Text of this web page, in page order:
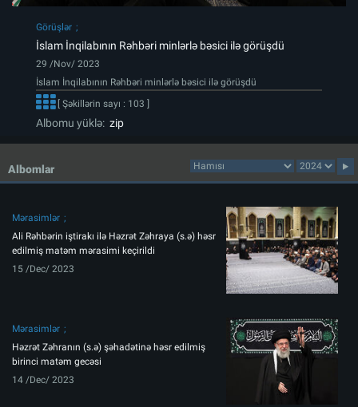
Görüşlər
İslam İnqilabının Rəhbəri minlərlə bəsici ilə görüşdü
29 /Nov/ 2023
İslam İnqilabının Rəhbəri minlərlə bəsici ilə görüşdü
[ Şəkillərin sayı : 103 ]
Albomu yüklə: zip
Albomlar
Mərasimlər
Ali Rəhbərin iştirakı ilə Həzrət Zəhraya (s.ə) həsr
edilmiş matəm mərasimi keçirildi
15 /Dec/ 2023
Mərasimlər
Həzrət Zəhranın (s.ə) şəhadətinə həsr edilmiş
birinci matəm gecəsi
14 /Dec/ 2023